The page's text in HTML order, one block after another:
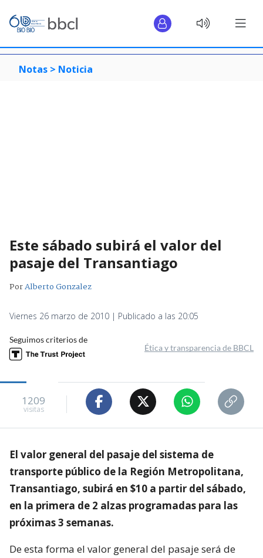
Notas > Noticia
Este sábado subirá el valor del
pasaje del Transantiago
PorAlberto Gonzalez
Viernes 26 marzo de 2010 | Publicado a las 20:05
Seguimos criterios de
Ética y transparencia de BBCL
1209
visitas
El valor general del pasaje del sistema de
transporte público de la Región Metropolitana,
Transantiago, subirá en $10 a partir del sábado,
en la primera de 2 alzas programadas para las
próximas 3 semanas.
De esta forma el valor general del pasaje será de